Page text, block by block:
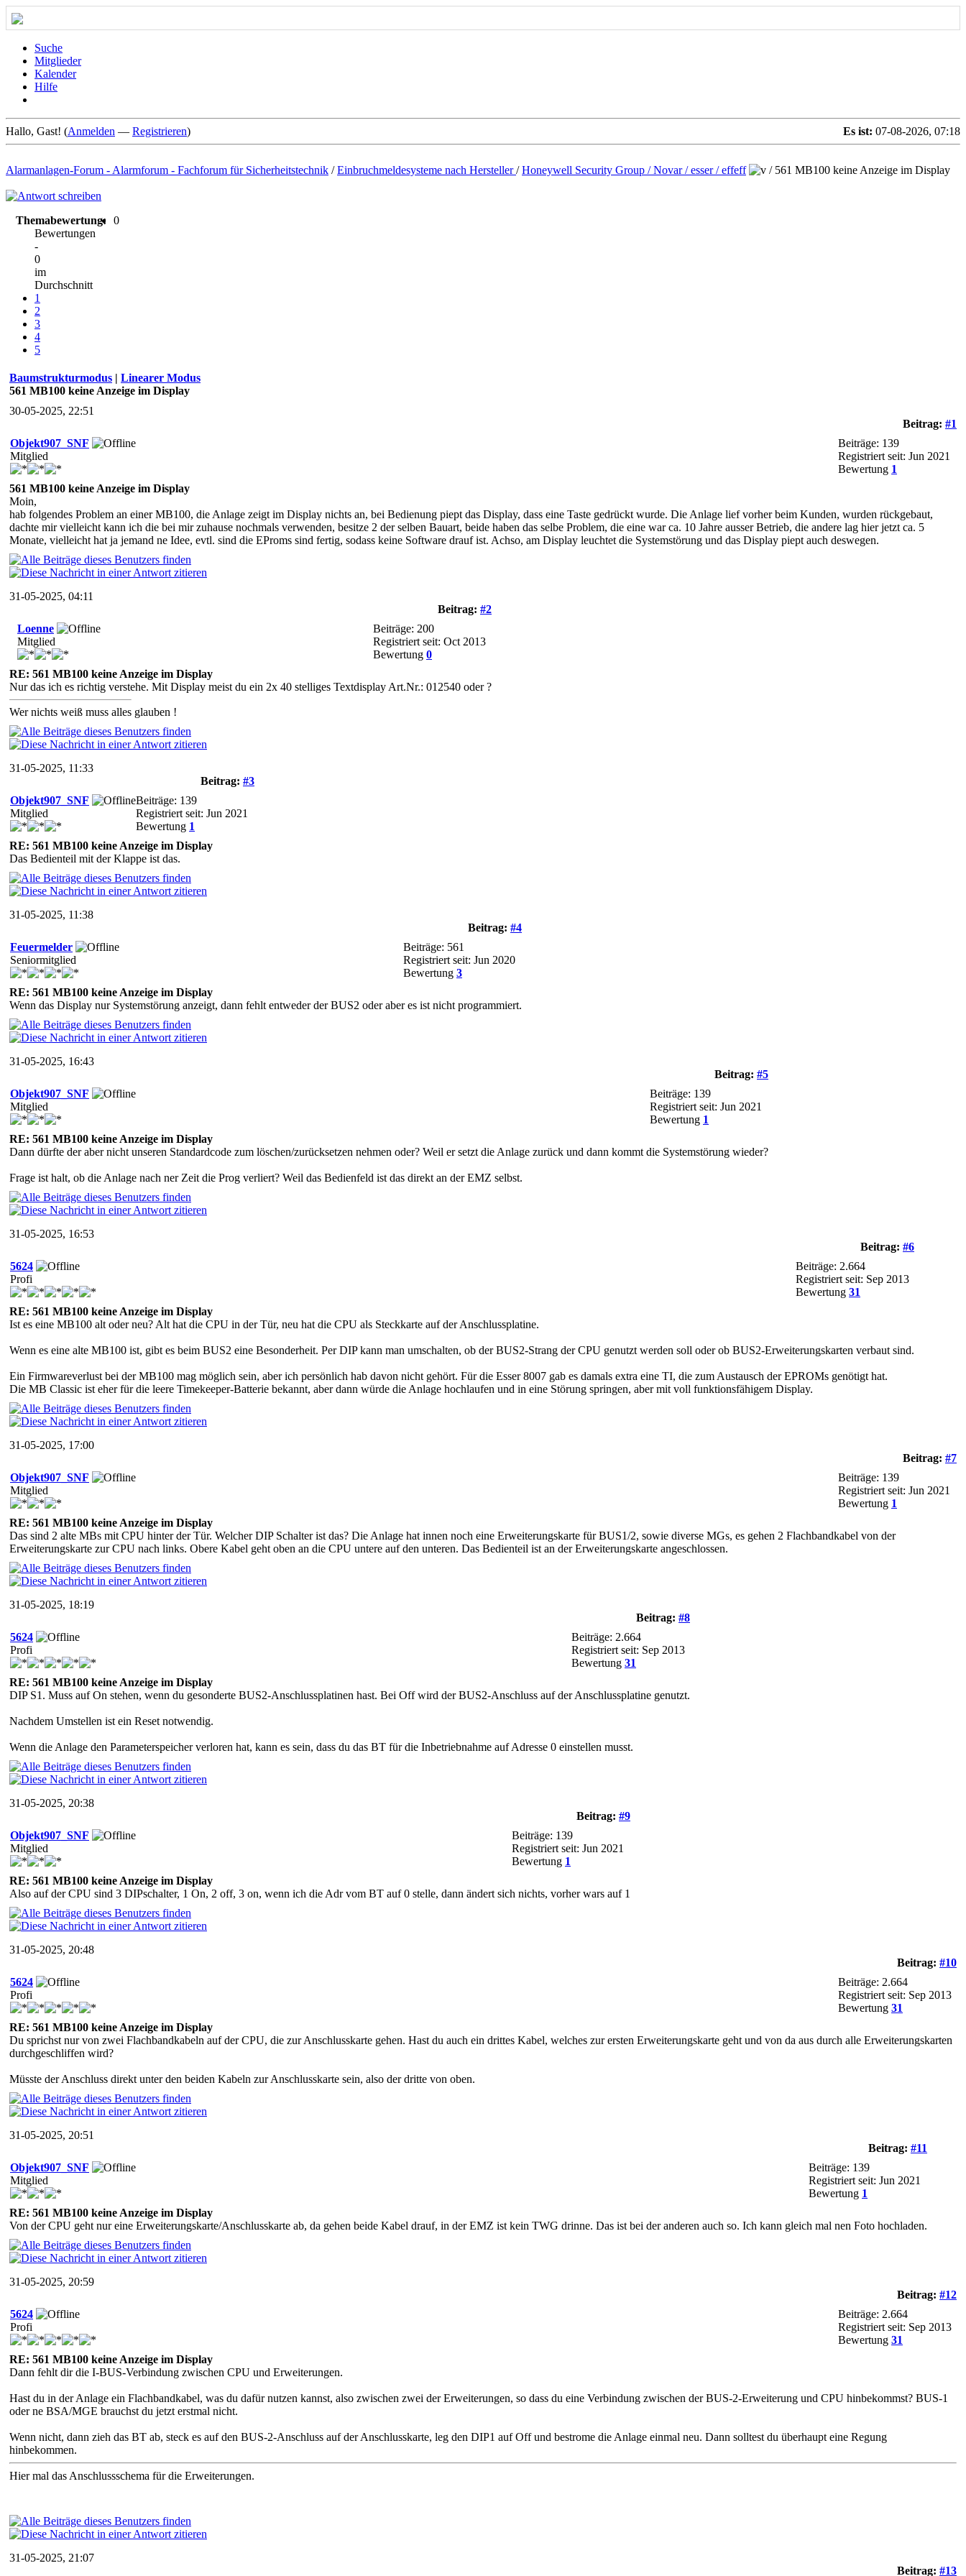
Suche
Mitglieder
Kalender
Hilfe
Es ist: 07-08-2026, 07:18
Hallo, Gast! (Anmelden — Registrieren)
Alarmanlagen-Forum - Alarmforum - Fachforum für Sicherheitstechnik /Einbruchmeldesysteme nach Hersteller/Honeywell Security Group / Novar / esser / effeff / 561 MB100 keine Anzeige im Display
Themabewertung:
0
Bewertungen
-
0
im
Durchschnitt
1
2
3
4
5
Baumstrukturmodus | Linearer Modus
561 MB100 keine Anzeige im Display
30-05-2025, 22:51
Beitrag: #1
Objekt907_SNF
Mitglied
Beiträge: 139
Registriert seit: Jun 2021
Bewertung 1
561 MB100 keine Anzeige im Display
Moin,
hab folgendes Problem an einer MB100, die Anlage zeigt im Display nichts an, bei Bedienung piept das Display, dass eine Taste gedrückt wurde. Die Anlage lief vorher beim Kunden, wurden rückgebaut,
dachte mir vielleicht kann ich die bei mir zuhause nochmals verwenden, besitze 2 der selben Bauart, beide haben das selbe Problem, die eine war ca. 10 Jahre ausser Betrieb, die andere lag hier jetzt ca. 5
Monate, vielleicht hat ja jemand ne Idee, evtl. sind die EProms sind fertig, sodass keine Software drauf ist. Achso, am Display leuchtet die Systemstörung und das Display piept auch deswegen.
31-05-2025, 04:11
Beitrag: #2
Loenne
Mitglied
Beiträge: 200
Registriert seit: Oct 2013
Bewertung 0
RE: 561 MB100 keine Anzeige im Display
Nur das ich es richtig verstehe. Mit Display meist du ein 2x 40 stelliges Textdisplay Art.Nr.: 012540 oder ?
Wer nichts weiß muss alles glauben !
31-05-2025, 11:33
Beitrag: #3
Objekt907_SNF
Mitglied
Beiträge: 139
Registriert seit: Jun 2021
Bewertung 1
RE: 561 MB100 keine Anzeige im Display
Das Bedienteil mit der Klappe ist das.
31-05-2025, 11:38
Beitrag: #4
Feuermelder
Seniormitglied
Beiträge: 561
Registriert seit: Jun 2020
Bewertung 3
RE: 561 MB100 keine Anzeige im Display
Wenn das Display nur Systemstörung anzeigt, dann fehlt entweder der BUS2 oder aber es ist nicht programmiert.
31-05-2025, 16:43
Beitrag: #5
Objekt907_SNF
Mitglied
Beiträge: 139
Registriert seit: Jun 2021
Bewertung 1
RE: 561 MB100 keine Anzeige im Display
Dann dürfte der aber nicht unseren Standardcode zum löschen/zurücksetzen nehmen oder? Weil er setzt die Anlage zurück und dann kommt die Systemstörung wieder?
Frage ist halt, ob die Anlage nach ner Zeit die Prog verliert? Weil das Bedienfeld ist das direkt an der EMZ selbst.
31-05-2025, 16:53
Beitrag: #6
5624
Profi
Beiträge: 2.664
Registriert seit: Sep 2013
Bewertung 31
RE: 561 MB100 keine Anzeige im Display
Ist es eine MB100 alt oder neu? Alt hat die CPU in der Tür, neu hat die CPU als Steckkarte auf der Anschlussplatine.
Wenn es eine alte MB100 ist, gibt es beim BUS2 eine Besonderheit. Per DIP kann man umschalten, ob der BUS2-Strang der CPU genutzt werden soll oder ob BUS2-Erweiterungskarten verbaut sind.
Ein Firmwareverlust bei der MB100 mag möglich sein, aber ich persönlich hab davon nicht gehört. Für die Esser 8007 gab es damals extra eine TI, die zum Austausch der EPROMs genötigt hat.
Die MB Classic ist eher für die leere Timekeeper-Batterie bekannt, aber dann würde die Anlage hochlaufen und in eine Störung springen, aber mit voll funktionsfähigem Display.
31-05-2025, 17:00
Beitrag: #7
Objekt907_SNF
Mitglied
Beiträge: 139
Registriert seit: Jun 2021
Bewertung 1
RE: 561 MB100 keine Anzeige im Display
Das sind 2 alte MBs mit CPU hinter der Tür. Welcher DIP Schalter ist das? Die Anlage hat innen noch eine Erweiterungskarte für BUS1/2, sowie diverse MGs, es gehen 2 Flachbandkabel von der
Erweiterungskarte zur CPU nach links. Obere Kabel geht oben an die CPU untere auf den unteren. Das Bedienteil ist an der Erweiterungskarte angeschlossen.
31-05-2025, 18:19
Beitrag: #8
5624
Profi
Beiträge: 2.664
Registriert seit: Sep 2013
Bewertung 31
RE: 561 MB100 keine Anzeige im Display
DIP S1. Muss auf On stehen, wenn du gesonderte BUS2-Anschlussplatinen hast. Bei Off wird der BUS2-Anschluss auf der Anschlussplatine genutzt.
Nachdem Umstellen ist ein Reset notwendig.
Wenn die Anlage den Parameterspeicher verloren hat, kann es sein, dass du das BT für die Inbetriebnahme auf Adresse 0 einstellen musst.
31-05-2025, 20:38
Beitrag: #9
Objekt907_SNF
Mitglied
Beiträge: 139
Registriert seit: Jun 2021
Bewertung 1
RE: 561 MB100 keine Anzeige im Display
Also auf der CPU sind 3 DIPschalter, 1 On, 2 off, 3 on, wenn ich die Adr vom BT auf 0 stelle, dann ändert sich nichts, vorher wars auf 1
31-05-2025, 20:48
Beitrag: #10
5624
Profi
Beiträge: 2.664
Registriert seit: Sep 2013
Bewertung 31
RE: 561 MB100 keine Anzeige im Display
Du sprichst nur von zwei Flachbandkabeln auf der CPU, die zur Anschlusskarte gehen. Hast du auch ein drittes Kabel, welches zur ersten Erweiterungskarte geht und von da aus durch alle Erweiterungskarten
durchgeschliffen wird?
Müsste der Anschluss direkt unter den beiden Kabeln zur Anschlusskarte sein, also der dritte von oben.
31-05-2025, 20:51
Beitrag: #11
Objekt907_SNF
Mitglied
Beiträge: 139
Registriert seit: Jun 2021
Bewertung 1
RE: 561 MB100 keine Anzeige im Display
Von der CPU geht nur eine Erweiterungskarte/Anschlusskarte ab, da gehen beide Kabel drauf, in der EMZ ist kein TWG drinne. Das ist bei der anderen auch so. Ich kann gleich mal nen Foto hochladen.
31-05-2025, 20:59
Beitrag: #12
5624
Profi
Beiträge: 2.664
Registriert seit: Sep 2013
Bewertung 31
RE: 561 MB100 keine Anzeige im Display
Dann fehlt dir die I-BUS-Verbindung zwischen CPU und Erweiterungen.
Hast du in der Anlage ein Flachbandkabel, was du dafür nutzen kannst, also zwischen zwei der Erweiterungen, so dass du eine Verbindung zwischen der BUS-2-Erweiterung und CPU hinbekommst? BUS-1
oder ne BSA/MGE brauchst du jetzt erstmal nicht.
Wenn nicht, dann zieh das BT ab, steck es auf den BUS-2-Anschluss auf der Anschlusskarte, leg den DIP1 auf Off und bestrome die Anlage einmal neu. Dann solltest du überhaupt eine Regung
hinbekommen.
Hier mal das Anschlussschema für die Erweiterungen.
31-05-2025, 21:07
Beitrag: #13